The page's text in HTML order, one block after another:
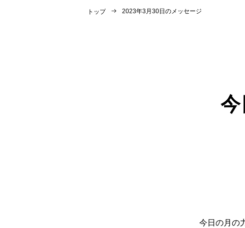
トップ 2023年3月30日のメッセージ
今日の月の